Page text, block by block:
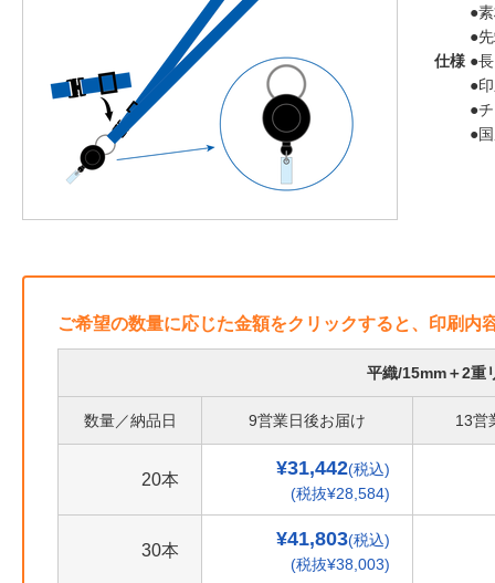
仕様
●
●
●
●
●
●
ご希望の数量に応じた金額をクリックすると、印刷内
平織/15mm＋2重
数量／納品日 9営業日後お届け 13営
20本
¥31,442(税込)
(税抜¥28,584)
30本
¥41,803(税込)
(税抜¥38,003)